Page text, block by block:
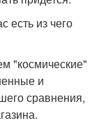
есть из чего
"космические"
и
сравнения,